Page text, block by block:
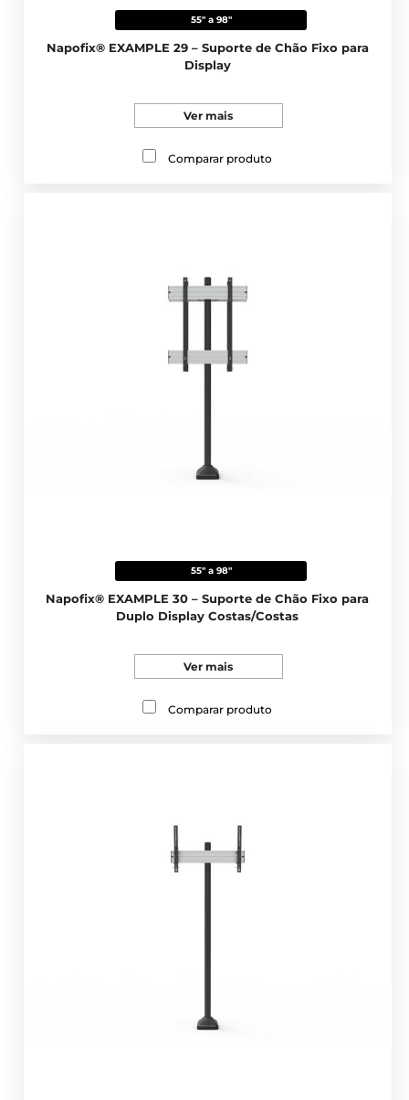
55" a 98"
Napofix® EXAMPLE 29 – Suporte de Chão Fixo para
Display
Ver mais
Comparar produto
55" a 98"
Napofix® EXAMPLE 30 – Suporte de Chão Fixo para
Duplo Display Costas/Costas
Ver mais
Comparar produto